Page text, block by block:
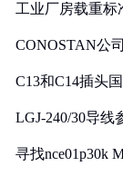
工业厂房载重标
CONOSTAN公
C13和C14插头
LGJ-240/30导线
寻找nce01p30k